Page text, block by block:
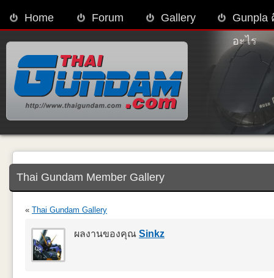
Home Forum Gallery
Gunpla
อะไร
Thai Gundam Member Gallery
« Thai Gundam Gallery
ผลงานของคุณ Sinkz